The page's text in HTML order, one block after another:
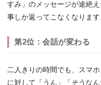
すみ」のメッセージが途絶
事しか返ってこなくなります
第2位：会話が変わる
二人きりの時間でも、スマ
に対して「うん」「そうな